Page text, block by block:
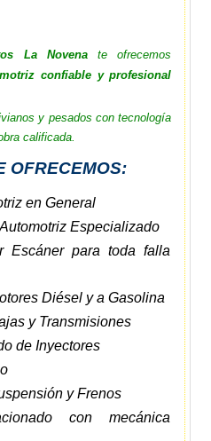
La Novenate ofrecemos
confiable y profesional
y pesados con tecnología
calificada.
OFRECEMOS:
en General
Especializado
Escáner para toda falla
Diésel y a Gasolina
y Transmisiones
de Inyectores
y Frenos
con mecánica